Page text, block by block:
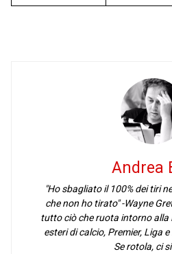
Andrea
"Ho sbagliato il 100% dei tiri
che non ho tirato" -Wayne
tutto ciò che ruota intorno alla
esteri di calcio, Premier, Liga
Se rotola, ci